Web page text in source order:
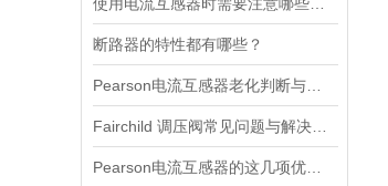
断路器的特性都有哪些？